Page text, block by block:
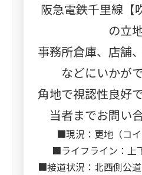
阪急電鉄千里線【
の立
事務所倉庫、店舗
などにいかが
角地で視認性良好
当者までお問い
■現況：更地（コイ
■ライフライン：上
■接道状況：北西側公